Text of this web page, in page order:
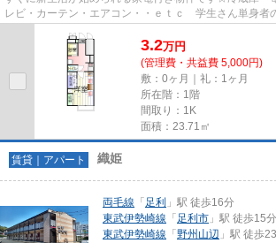
レビ・カーテン・エアコン・・ｅｔｃ 学生さん単身者
3.2万円
(管理費・共益費 5,000円)
敷：0ヶ月｜礼：1ヶ月
所在階：1階
間取り：1K
面積：23.71㎡
賃貸｜アパート 織姫
両毛線 「 足利 」駅 徒歩16分
東武伊勢崎線 「 足利市 」駅 徒歩15分
東武伊勢崎線 「 野州山辺 」駅 徒歩